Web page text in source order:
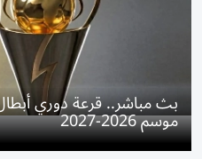
بث مباشر.. قرعة دوري أبطال
موسم 2026-2027